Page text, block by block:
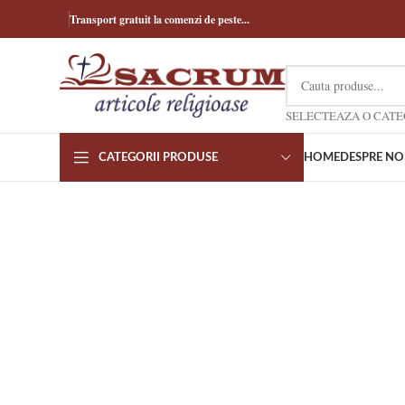
Transport gratuit la comenzi de peste...
CATEGORII PRODUSE HOME DESPRE NOI